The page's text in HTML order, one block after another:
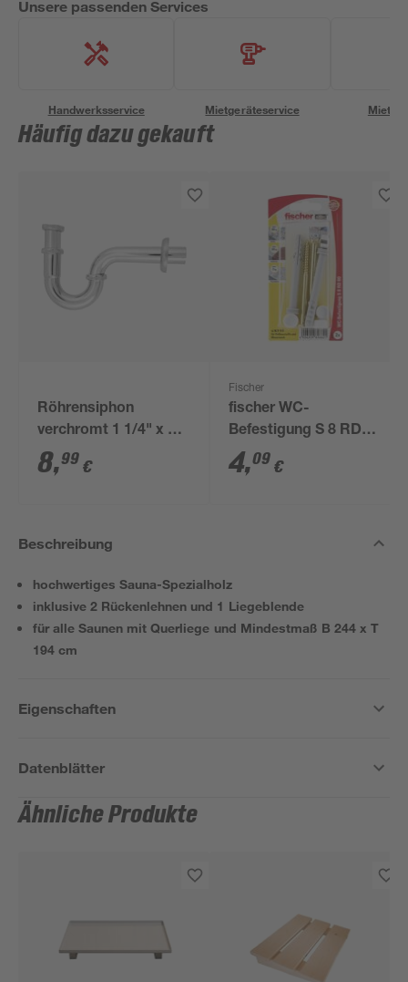
Unsere passenden Services
Handwerksservice Mietgeräteservice
Häufig dazu gekauft
Röhrensiphon
verchromt 1 1/4" x 32
mm
8,99 €
Fischer
fischer WC-
Befestigung S 8 RD
80 2 Stück
4,09 €
Beschreibung
hochwertiges Sauna-Spezialholz
inklusive 2 Rückenlehnen und 1 Liegeblende
für alle Saunen mit Querliege und Mindestmaß B 244 x T
194 cm
Eigenschaften
Datenblätter
Ähnliche Produkte